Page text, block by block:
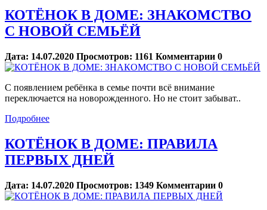
КОТЁНОК В ДОМЕ: ЗНАКОМСТВО
С НОВОЙ СЕМЬЁЙ
Дата: 14.07.2020 Просмотров: 1161 Комментарии 0
С появлением ребёнка в семье почти всё внимание
переключается на новорожденного. Но не стоит забыват..
Подробнее
КОТЁНОК В ДОМЕ: ПРАВИЛА
ПЕРВЫХ ДНЕЙ
Дата: 14.07.2020 Просмотров: 1349 Комментарии 0